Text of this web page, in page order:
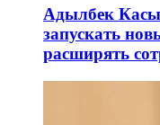
Адылбек
запускать
расширять